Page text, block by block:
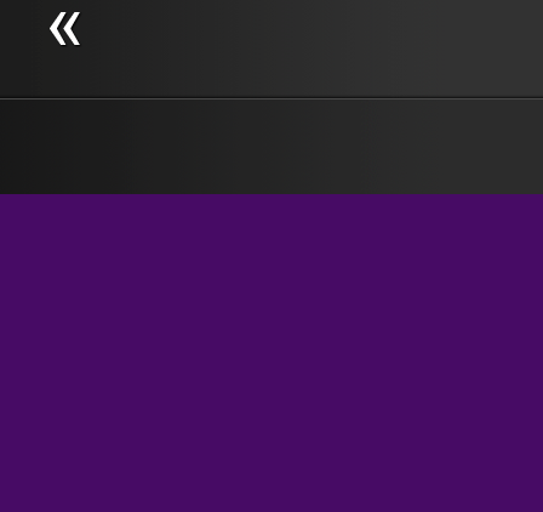
scontri, e poi dire «Visto? Questi
negri qui non...